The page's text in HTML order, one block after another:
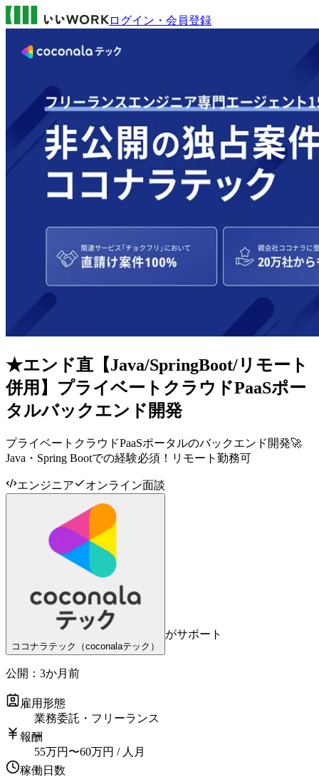
ログイン・会員登録
★エンド直【Java/SpringBoot/リモート
併用】プライベートクラウドPaaSポー
タルバックエンド開発
プライベートクラウドPaaSポータルのバックエンド開発🚀
Java・Spring Bootでの経験必須！リモート勤務可
エンジニア オンライン面談
ココナラテック（coconalaテック）
がサポート
公開： 3か月前
雇用形態
業務委託・フリーランス
報酬
55万円 〜60万円 / 人月
稼働日数